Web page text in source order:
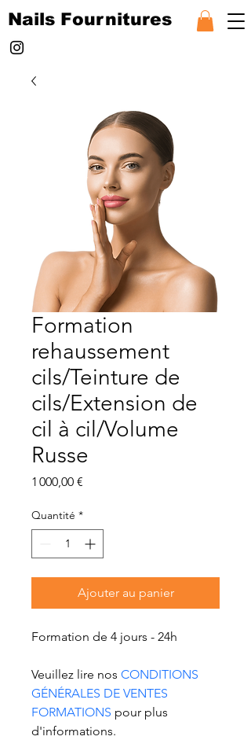
Nails Fournitures
Formation
rehaussement
cils/Teinture de
cils/Extension de
cil à cil/Volume
Russe
1 000,00 €
Quantité *
Ajouter au panier
Formation de 4 jours - 24h
Veuillez lire nos CONDITIONS
GÉNÉRALES DE VENTES
FORMATIONS pour plus
d'informations.